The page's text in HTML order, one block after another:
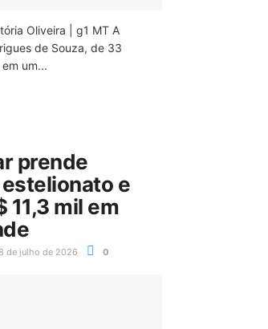
Oliveira | g1 MT A
de Souza, de 33
um...
prende
e
11,3 mil em
8 de julho de 2026 0